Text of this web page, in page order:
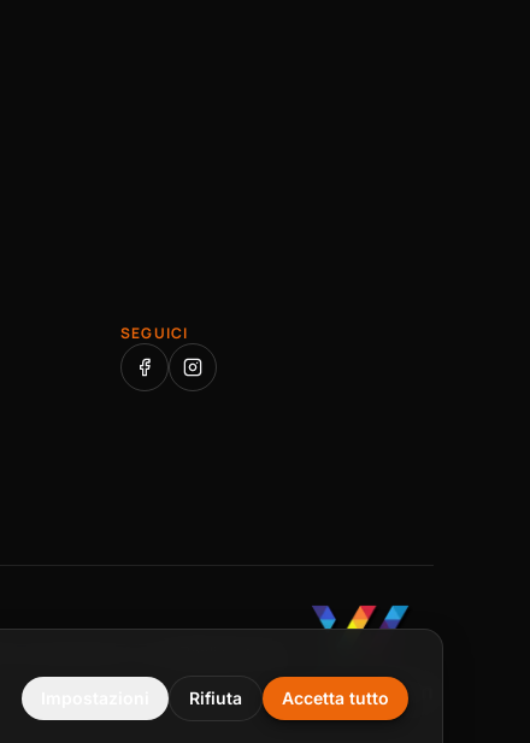
SEGUICI
Rifiuta Accetta tutto